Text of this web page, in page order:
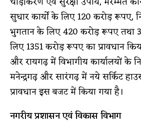
सुधार कार्याे के लिए 120 करोड़
भुगतान के लिए 420 करोड़ रूपए तथा
लिए 1351 करोड़ रूपए का प्रावधान
और रायगढ़ में विभागीय कार्यालयों के
मनेन्द्रगढ़ और सारंगढ़ में नये सर्किट
प्रावधान इस बजट में किया गया है।
नगरीय प्रशासन एवं विकास विभाग